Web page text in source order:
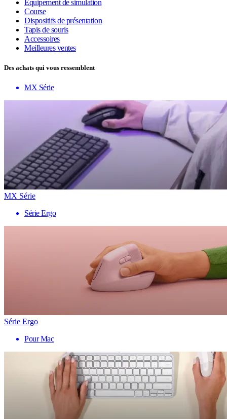
Équipement de simulation
Course
Dispositifs de présentation
Tapis de souris
Accessoires
Meilleures ventes
Des achats qui vous ressemblent
MX Série
MX Série
Série Ergo
Série Ergo
Pour Mac